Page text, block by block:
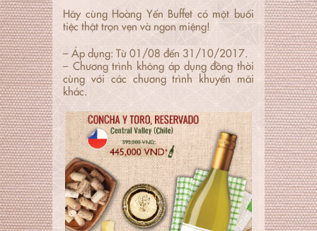
Hãy cùng Hoàng Yến Buffet có một buổi
tiệc thật trọn vẹn và ngon miệng!
– Áp dụng: Từ 01/08 đến 31/10/2017.
– Chương trình không áp dụng đồng thời
cùng với các chương trình khuyến mãi
khác.